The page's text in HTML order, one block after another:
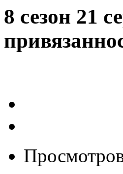
8 сезон 21